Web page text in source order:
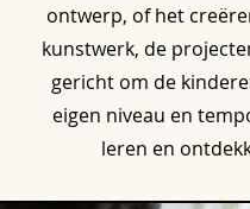
ontwerp, of het
kunstwerk, de
gericht om de
eigen niveau en
leren en